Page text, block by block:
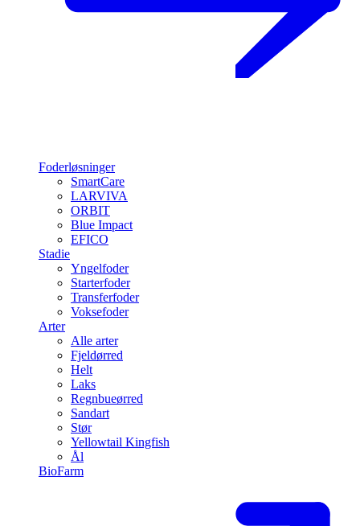
Foderløsninger
SmartCare
LARVIVA
ORBIT
Blue Impact
EFICO
Stadie
Yngelfoder
Starterfoder
Transferfoder
Voksefoder
Arter
Alle arter
Fjeldørred
Helt
Laks
Regnbueørred
Sandart
Stør
Yellowtail Kingfish
Ål
BioFarm